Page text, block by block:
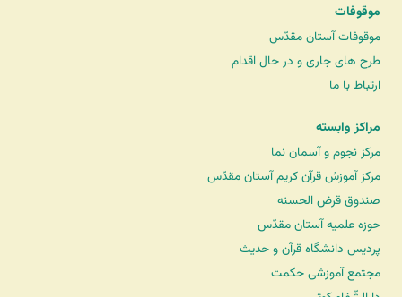
موقوفات
موقوفات آستان مقدّس
طرح های جاری و در حال اقدام
ارتباط با ما
مراکز وابسته
مرکز نجوم و آسمان نما
مرکز آموزش قرآن کریم آستان مقدّس
صندوق قرض الحسنه
حوزه علمیه آستان مقدّس
پردیس دانشگاه قرآن و حدیث
مجتمع آموزشی حکمت